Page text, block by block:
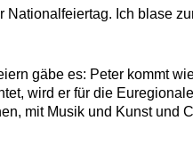
Nationalfeiertag. Ich blase
gäbe es: Peter kommt
wird er für die
mit Musik und Kunst und